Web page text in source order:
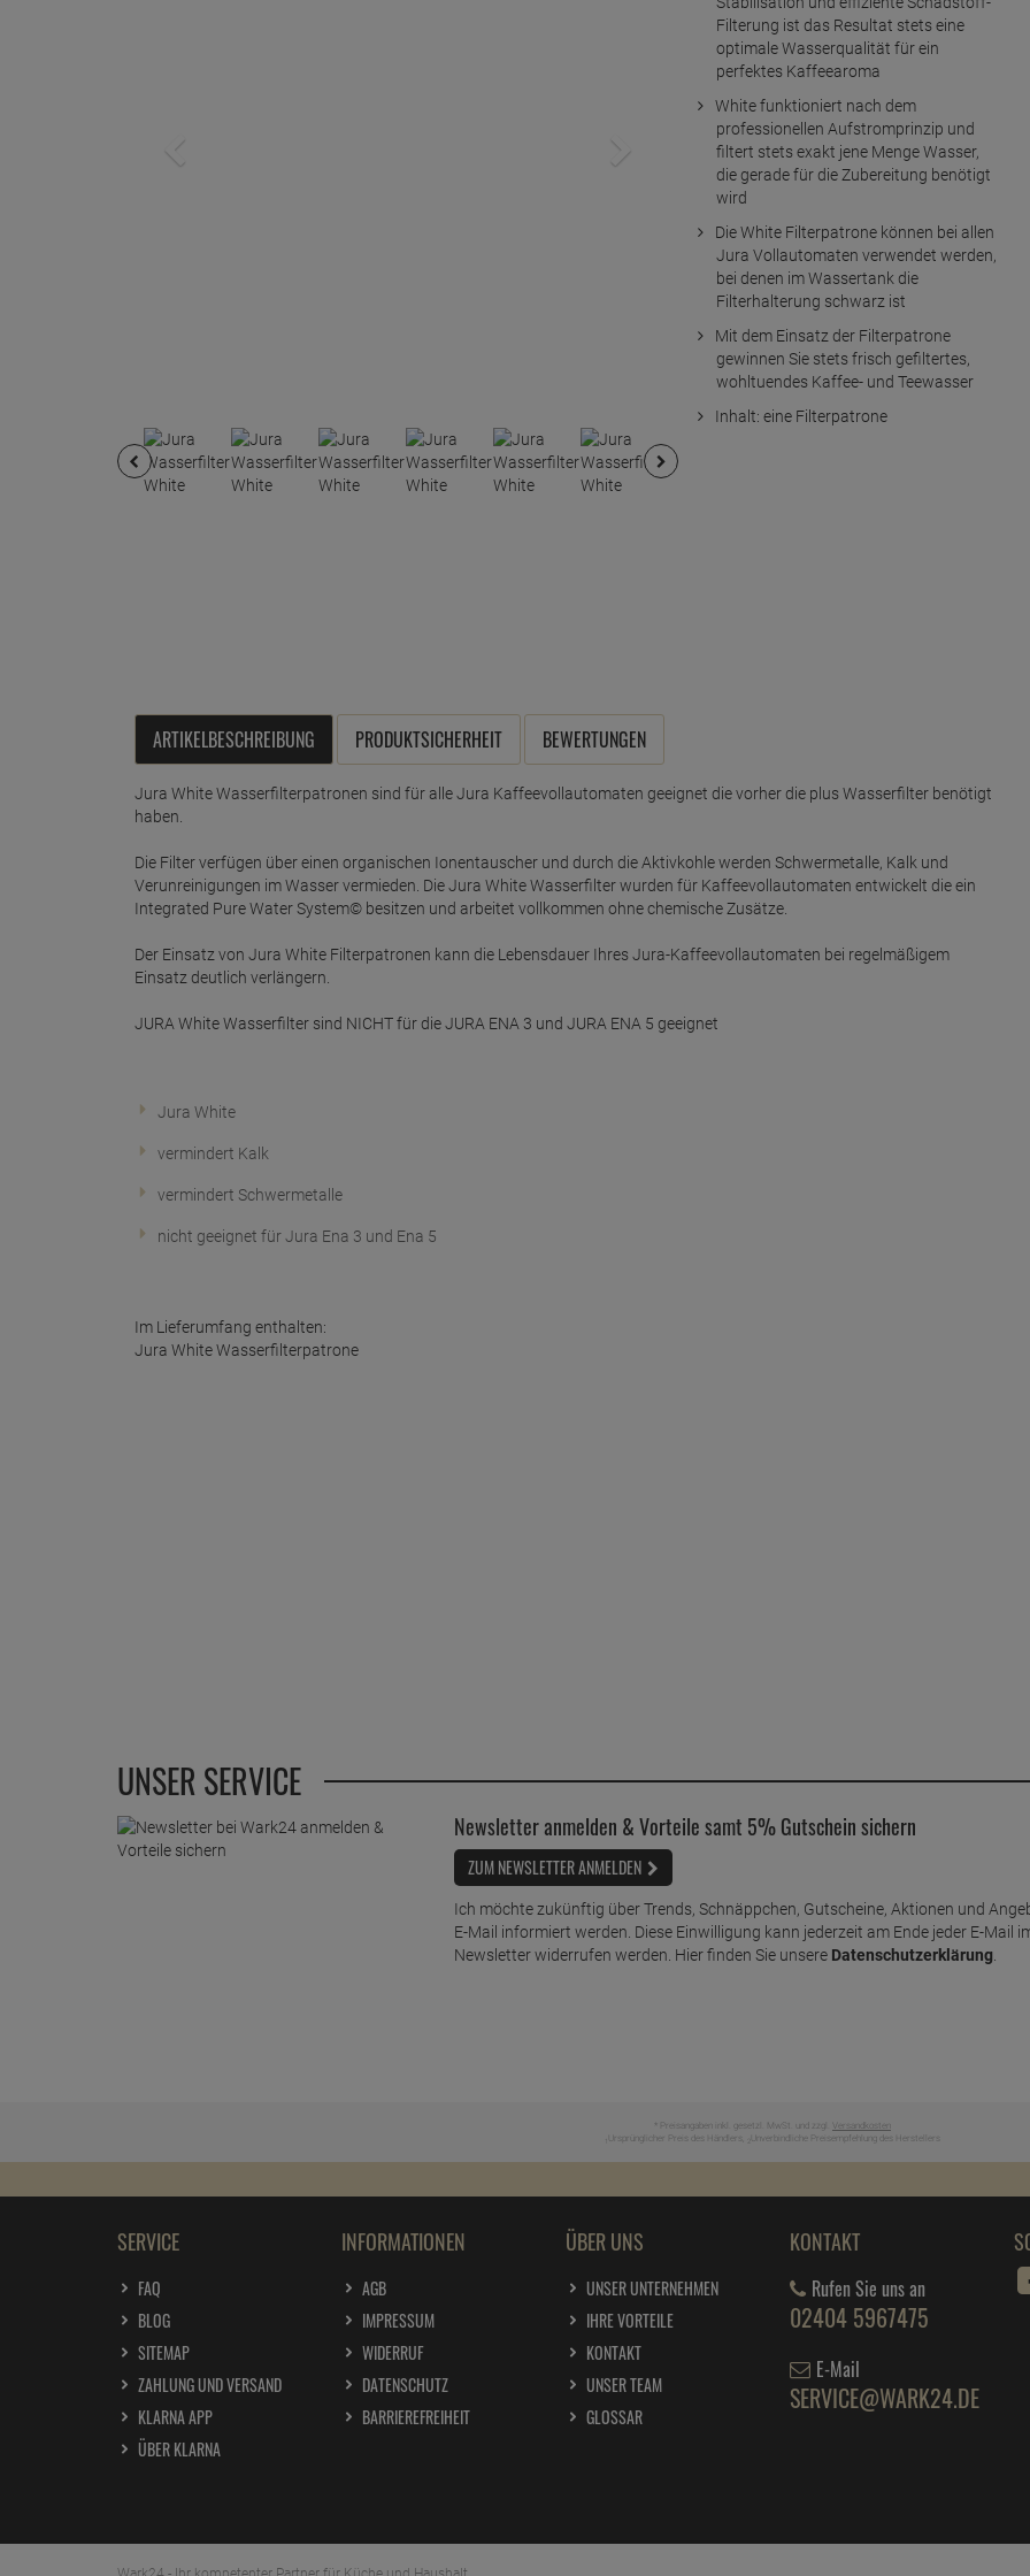
Filterung ist das Resultat stets eine
optimale Wasserqualität für ein
perfektes Kaffeearoma
White funktioniert nach dem
professionellen Aufstromprinzip und
filtert stets exakt jene Menge Wasser,
die gerade für die Zubereitung benötigt
wird
Die White Filterpatrone können bei allen
Jura Vollautomaten verwendet werden,
bei denen im Wassertank die
Filterhalterung schwarz ist
Mit dem Einsatz der Filterpatrone
gewinnen Sie stets frisch gefiltertes,
wohltuendes Kaffee- und Teewasser
Inhalt: eine Filterpatrone
ARTIKELBESCHREIBUNG PRODUKTSICHERHEIT BEWERTUNGEN
Jura White Wasserfilterpatronen sind für alle Jura Kaffeevollautomaten geeignet die vorher die plus Wasserfilter benötigt
haben.
Die Filter verfügen über einen organischen Ionentauscher und durch die Aktivkohle werden Schwermetalle, Kalk und
Verunreinigungen im Wasser vermieden. Die Jura White Wasserfilter wurden für Kaffeevollautomaten entwickelt die ein
Integrated Pure Water System© besitzen und arbeitet vollkommen ohne chemische Zusätze.
Der Einsatz von Jura White Filterpatronen kann die Lebensdauer Ihres Jura-Kaffeevollautomaten bei regelmäßigem
Einsatz deutlich verlängern.
JURA White Wasserfilter sind NICHT für die JURA ENA 3 und JURA ENA 5 geeignet
Jura White
vermindert Kalk
vermindert Schwermetalle
nicht geeignet für Jura Ena 3 und Ena 5
Im Lieferumfang enthalten:
Jura White Wasserfilterpatrone
UNSER SERVICE
Newsletter anmelden & Vorteile samt 5% Gutschein sichern
ZUM NEWSLETTER ANMELDEN
Ich möchte zukünftig über Trends, Schnäppchen, Gutscheine, Aktionen und
E-Mail informiert werden. Diese Einwilligung kann jederzeit am Ende jeder E-Mail
Newsletter widerrufen werden. Hier finden Sie unsere Datenschutzerklärung.
* Preisangaben inkl. gesetzl. MwSt. und zzgl. Versandkosten
Ursprünglicher Preis des Händlers, Unverbindliche Preisempfehlung des Herstellers
SERVICE
FAQ
BLOG
SITEMAP
ZAHLUNG UND VERSAND
KLARNA APP
ÜBER KLARNA
INFORMATIONEN
AGB
IMPRESSUM
WIDERRUF
DATENSCHUTZ
BARRIEREFREIHEIT
ÜBER UNS
UNSER UNTERNEHMEN
IHRE VORTEILE
KONTAKT
UNSER TEAM
GLOSSAR
KONTAKT
Rufen Sie uns an
02404 5967475
E-Mail
SERVICE@WARK24.DE